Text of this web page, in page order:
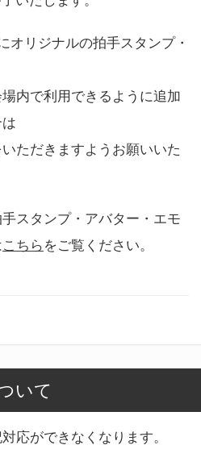
オリジナルの拍手スタンプ・
内で利用できるように追加
ただきますようお願いいた
スタンプ・アバター・エモ
こちら をご覧ください。
いて
応ができなくなります。